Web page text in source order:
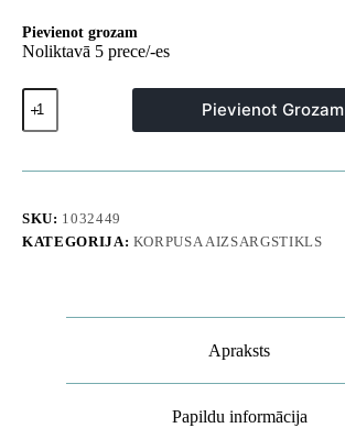
Pievienot grozam
Noliktavā 5 prece/-es
iPhone
17
Pro
XT
vāciņu
komplekts
daudzums
Pievienot Grozam
SKU: 1032449
KATEGORIJA: KORPUSA AIZSARGSTIKLS
Apraksts
Papildu informācija